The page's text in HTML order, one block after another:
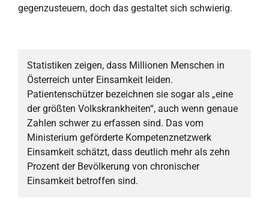
gegenzusteuern, doch das gestaltet sich schwierig.
Statistiken zeigen, dass Millionen Menschen in
Österreich unter Einsamkeit leiden.
Patientenschützer bezeichnen sie sogar als „eine
der größten Volkskrankheiten“, auch wenn genaue
Zahlen schwer zu erfassen sind. Das vom
Ministerium geförderte Kompetenznetzwerk
Einsamkeit schätzt, dass deutlich mehr als zehn
Prozent der Bevölkerung von chronischer
Einsamkeit betroffen sind.